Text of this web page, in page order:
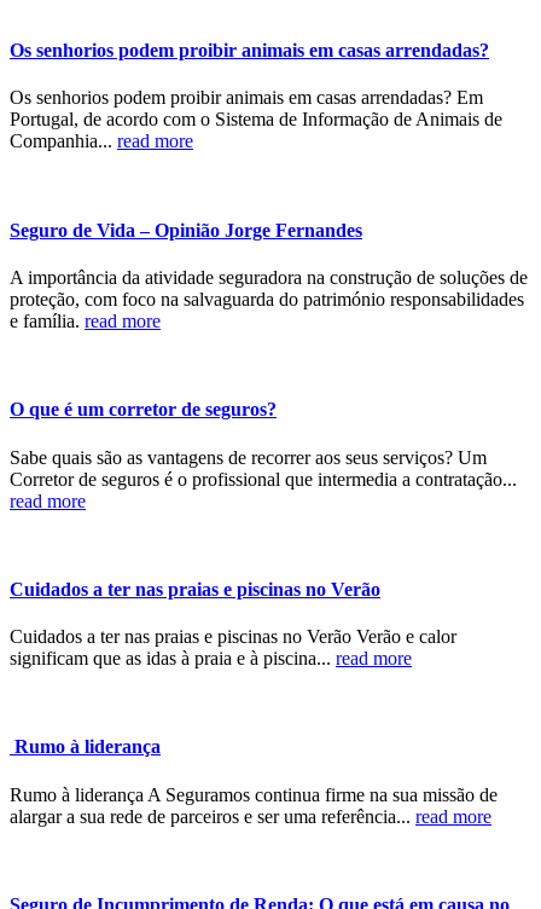
Os senhorios podem proibir animais em casas arrendadas?
Os senhorios podem proibir animais em casas arrendadas? Em
Portugal, de acordo com o Sistema de Informação de Animais de
Companhia... read more
Seguro de Vida – Opinião Jorge Fernandes
A importância da atividade seguradora na construção de soluções de
proteção, com foco na salvaguarda do património responsabilidades
e família. read more
O que é um corretor de seguros?
Sabe quais são as vantagens de recorrer aos seus serviços? Um
Corretor de seguros é o profissional que intermedia a contratação...
read more
Cuidados a ter nas praias e piscinas no Verão
Cuidados a ter nas praias e piscinas no Verão Verão e calor
significam que as idas à praia e à piscina... read more
Rumo à liderança
Rumo à liderança A Seguramos continua firme na sua missão de
alargar a sua rede de parceiros e ser uma referência... read more
Seguro de Incumprimento de Renda: O que está em causa no